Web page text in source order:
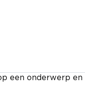
een onderwerp